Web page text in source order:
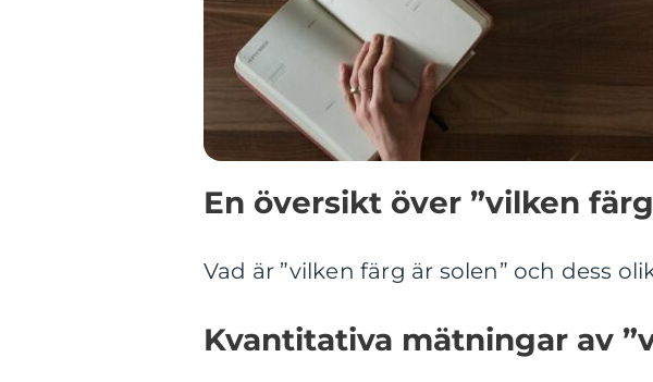
En översikt över ”vilken
Vad är ”vilken färg är solen” och dess
Kvantitativa mätningar av